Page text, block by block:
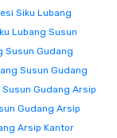
Siku Lubang
Lubang Susun
Susun Gudang
Susun Gudang
Gudang Arsip
Gudang Arsip
Arsip Kantor